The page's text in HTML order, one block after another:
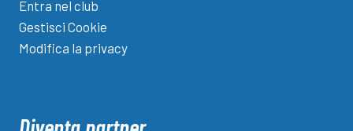
Entra nel club
Gestisci Cookie
Modifica la privacy